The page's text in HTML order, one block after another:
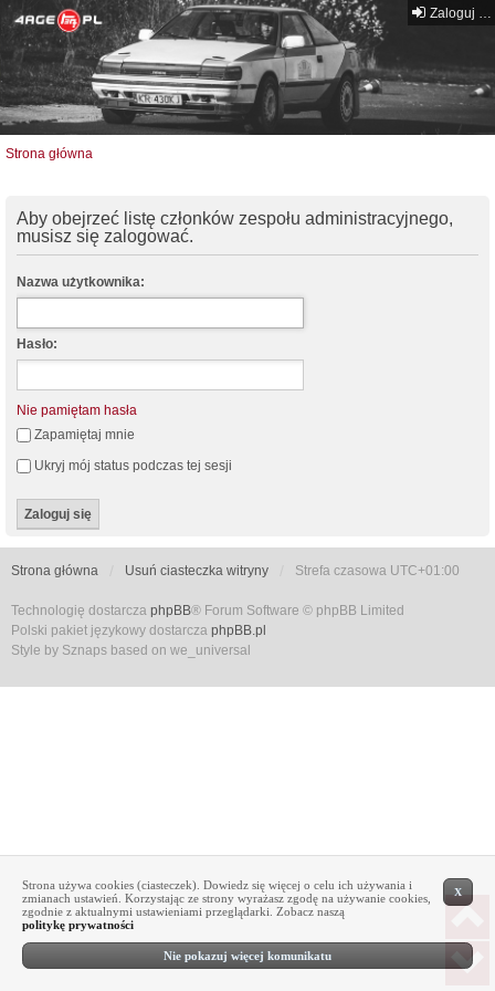
Zaloguj się
Strona główna
Aby obejrzeć listę członków zespołu administracyjnego,
musisz się zalogować.
Nazwa użytkownika:
Hasło:
Nie pamiętam hasła
Zapamiętaj mnie
Ukryj mój status podczas tej sesji
Strona główna Usuń ciasteczka witryny Strefa czasowa UTC+01:00
Technologię dostarcza phpBB® Forum Software © phpBB Limited
Polski pakiet językowy dostarcza phpBB.pl
Style by Sznaps based on we_universal
X
Strona używa cookies (ciasteczek). Dowiedz się więcej o celu ich używania i
zmianach ustawień. Korzystając ze strony wyrażasz zgodę na używanie cookies,
zgodnie z aktualnymi ustawieniami przeglądarki. Zobacz naszą
politykę prywatności
Nie pokazuj więcej komunikatu